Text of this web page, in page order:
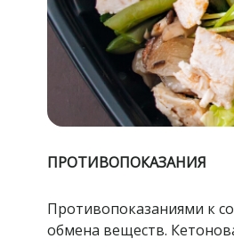
ПРОТИВОПОКАЗАНИЯ
Противопоказаниями к
обмена веществ.